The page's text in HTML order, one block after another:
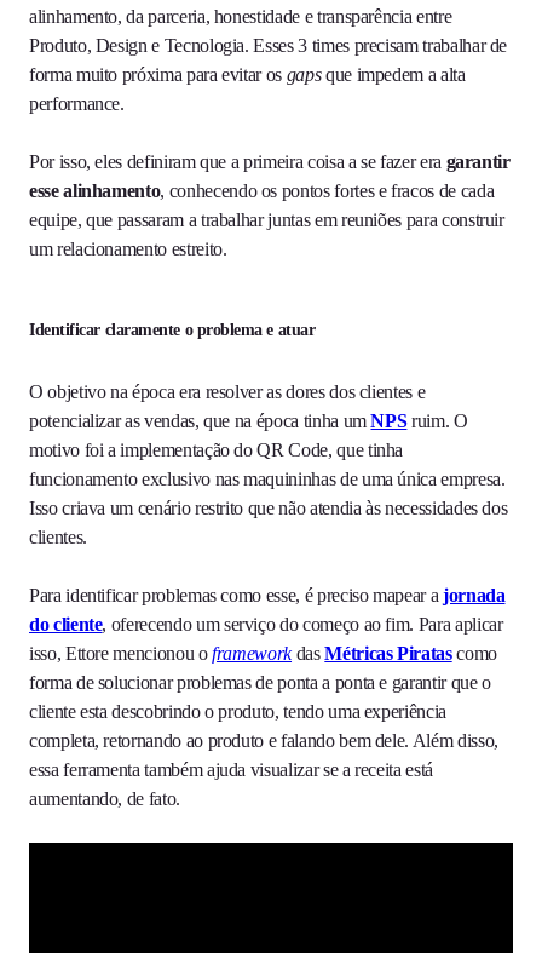
alinhamento, da parceria, honestidade e transparência entre
Produto, Design e Tecnologia. Esses 3 times precisam trabalhar de
forma muito próxima para evitar os gapsque impedem a alta
performance.
Por isso, eles definiram que a primeira coisa a se fazer era garantir
esse alinhamento, conhecendo os pontos fortes e fracos de cada
equipe, que passaram a trabalhar juntas em reuniões para construir
um relacionamento estreito.
Identificar claramente o problema e atuar
O objetivo na época era resolver as dores dos clientes e
potencializar as vendas, que na época tinha umNPSruim. O
motivo foi a implementação do QR Code, que tinha
funcionamento exclusivo nas maquininhas de uma única empresa.
Isso criava um cenário restrito que não atendia às necessidades dos
clientes.
Para identificar problemas como esse, é preciso mapear a jornada
do cliente, oferecendo um serviço do começo ao fim. Para aplicar
isso, Ettore mencionou oframework dasMétricas Piratascomo
forma de solucionar problemas de ponta a ponta e garantir que o
cliente esta descobrindo o produto, tendo uma experiência
completa, retornando ao produto e falando bem dele. Além disso,
essa ferramenta também ajuda visualizar se a receita está
aumentando, de fato.